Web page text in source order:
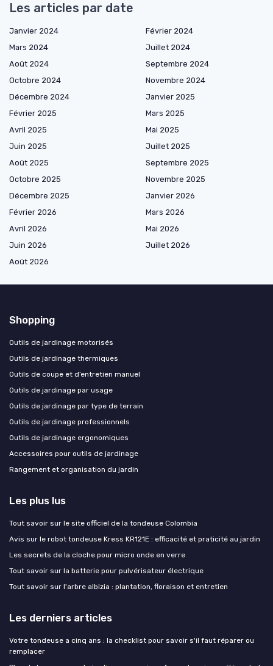
Les articles par date
Janvier 2024
Février 2024
Mars 2024
Juillet 2024
Août 2024
Septembre 2024
Octobre 2024
Novembre 2024
Décembre 2024
Janvier 2025
Février 2025
Mars 2025
Avril 2025
Mai 2025
Juin 2025
Juillet 2025
Août 2025
Septembre 2025
Octobre 2025
Novembre 2025
Décembre 2025
Janvier 2026
Février 2026
Mars 2026
Avril 2026
Mai 2026
Juin 2026
Juillet 2026
Août 2026
Shopping
Outils de jardinage motorisés
Outils de jardinage thermiques
Outils de coupe et d’entretien manuel
Outils de jardinage par usage
Outils de jardinage par type de terrain
Outils de jardinage professionnels
Outils de jardinage ergonomiques
Accessoires pour outils de jardinage
Rangement et organisation du jardin
Les plus lus
Tout savoir sur le site officiel de la tondeuse Colombia
Avis sur le robot tondeuse Kress KR121E : efficacité et praticité au jardin
Les secrets de la cloche pour micro onde en verre
Tout savoir sur la batterie pour pulvérisateur électrique
Tout savoir sur l'arbre albizia : plantation, floraison et entretien
Les derniers articles
Votre tondeuse a cinq ans : la checklist pour savoir s'il faut réparer ou
remplacer